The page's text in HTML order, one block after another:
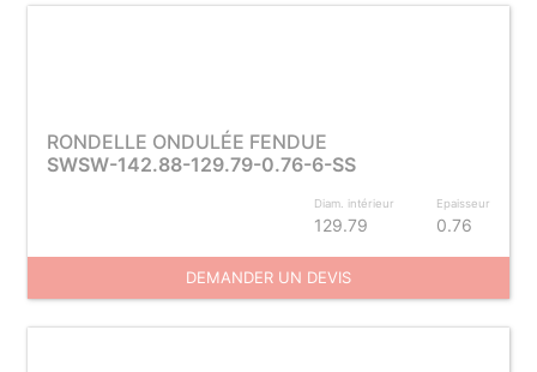
RONDELLE ONDULÉE FENDUE
SWSW-142.88-129.79-0.76-6-SS
Diam. intérieur
129.79
Epaisseur
0.76
DEMANDER UN DEVIS